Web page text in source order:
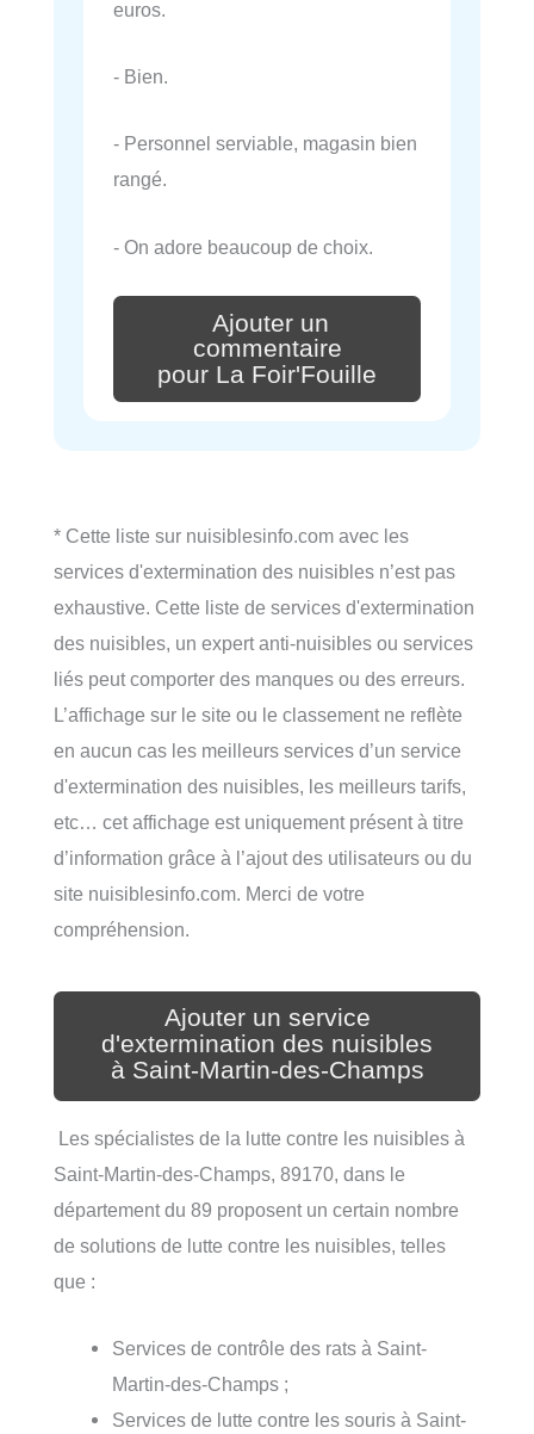
euros.
- Bien.
- Personnel serviable, magasin bien
rangé.
- On adore beaucoup de choix.
Ajouter un
commentaire
pour La Foir'Fouille
* Cette liste sur nuisiblesinfo.com avec les
services d'extermination des nuisibles n’est pas
exhaustive. Cette liste de services d'extermination
des nuisibles, un expert anti-nuisibles ou services
liés peut comporter des manques ou des erreurs.
L’affichage sur le site ou le classement ne reflète
en aucun cas les meilleurs services d’un service
d'extermination des nuisibles, les meilleurs tarifs,
etc… cet affichage est uniquement présent à titre
d’information grâce à l’ajout des utilisateurs ou du
site nuisiblesinfo.com. Merci de votre
compréhension.
Ajouter un service
d'extermination des nuisibles
à Saint-Martin-des-Champs
Les spécialistes de la lutte contre les nuisibles à
Saint-Martin-des-Champs, 89170, dans le
département du 89 proposent un certain nombre
de solutions de lutte contre les nuisibles, telles
que :
Services de contrôle des rats à Saint-
Martin-des-Champs ;
Services de lutte contre les souris à Saint-